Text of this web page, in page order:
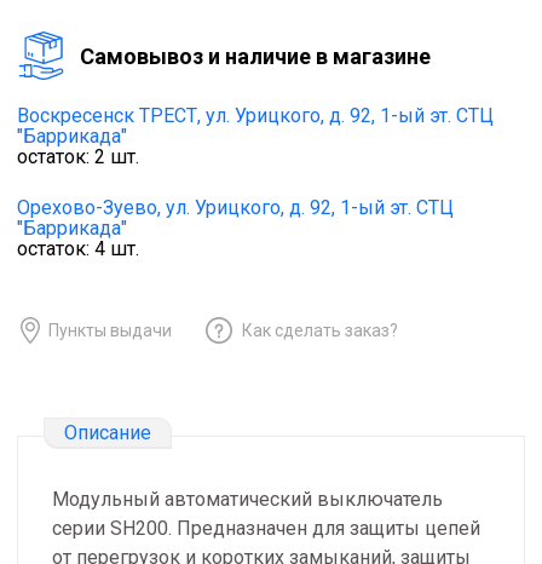
Cамовывоз и наличие в магазине
Воскресенск ТРЕСТ, ул. Урицкого, д. 92, 1-ый эт. СТЦ
"Баррикада"
остаток: 2 шт.
Орехово-Зуево, ул. Урицкого, д. 92, 1-ый эт. СТЦ
"Баррикада"
остаток: 4 шт.
Пункты выдачи Как сделать заказ?
Описание
Модульный автоматический выключатель
серии SH200. Предназначен для защиты цепей
от перегрузок и коротких замыканий, защиты